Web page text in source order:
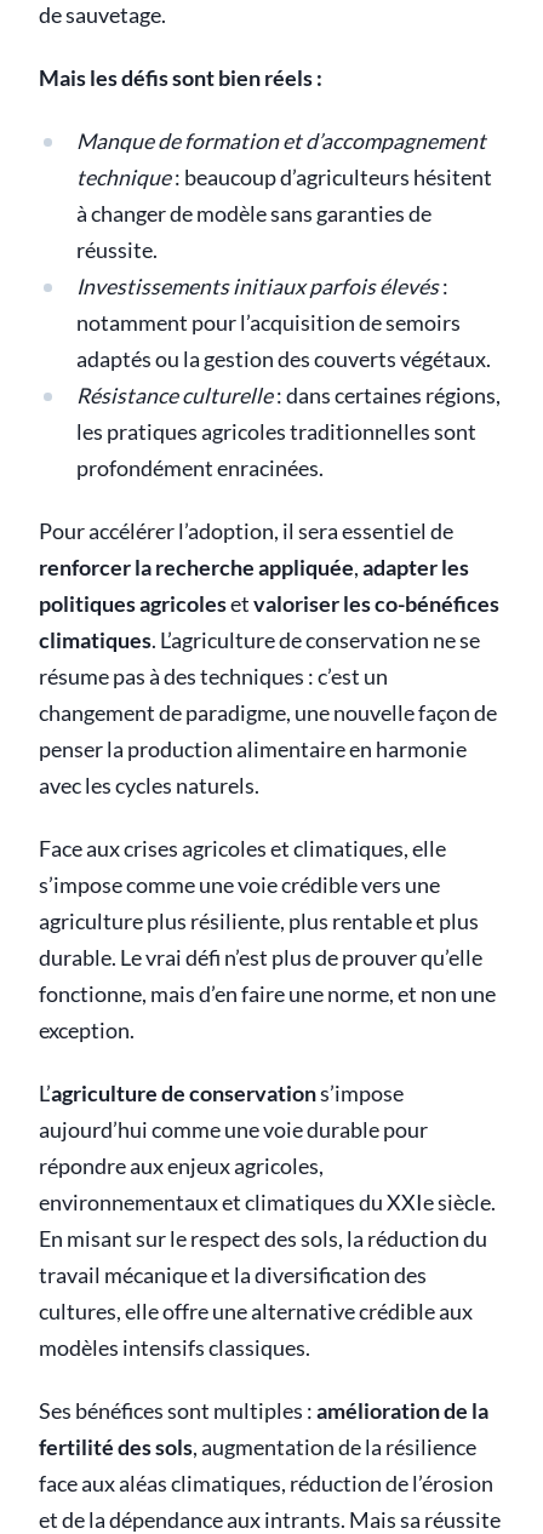
de sauvetage.
Mais les défis sont bien réels :
Manque de formation et d’accompagnement
technique: beaucoup d’agriculteurs hésitent
à changer de modèle sans garanties de
réussite.
Investissements initiaux parfois élevés:
notamment pour l’acquisition de semoirs
adaptés ou la gestion des couverts végétaux.
Résistance culturelle: dans certaines régions,
les pratiques agricoles traditionnelles sont
profondément enracinées.
Pour accélérer l’adoption, il sera essentiel de
renforcer la recherche appliquée,adapter les
politiques agricolesetvaloriser les co-bénéfices
climatiques. L’agriculture de conservation ne se
résume pas à des techniques : c’est un
changement de paradigme, une nouvelle façon de
penser la production alimentaire en harmonie
avec les cycles naturels.
Face aux crises agricoles et climatiques, elle
s’impose comme une voie crédible vers une
agriculture plus résiliente, plus rentable et plus
durable. Le vrai défi n’est plus de prouver qu’elle
fonctionne, mais d’en faire une norme, et non une
exception.
L’agriculture de conservations’impose
aujourd’hui comme une voie durable pour
répondre aux enjeux agricoles,
environnementaux et climatiques du XXIe siècle.
En misant sur le respect des sols, la réduction du
travail mécanique et la diversification des
cultures, elle offre une alternative crédible aux
modèles intensifs classiques.
Ses bénéfices sont multiples :amélioration de la
fertilité des sols, augmentation de la résilience
face aux aléas climatiques, réduction de l’érosion
et de la dépendance aux intrants. Mais sa réussite